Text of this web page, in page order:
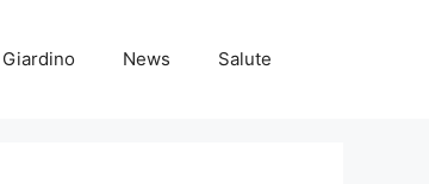
Giardino News Salute